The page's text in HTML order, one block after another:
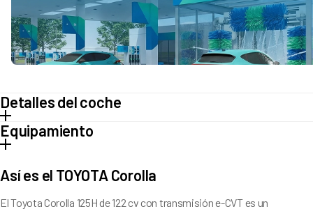
Detalles del coche
Tipo de vehículo
Transmisión
Combustible
Distintivo ambiental
Consumo medio
4,9l/100 km
Equipamiento
Alerta de pérdida de atención del conductor
Antibloqueo de frenos (ABS)
Así es el TOYOTA Corolla
El Toyota Corolla 125H de 122 cv con transmisión e-CVT es un